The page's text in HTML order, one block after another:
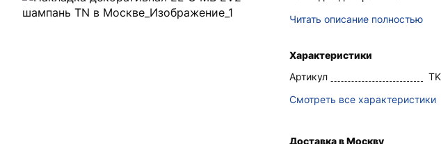
Читать описание полностью
Характеристики
Артикул
Смотреть все характеристики
Доставка в Москву